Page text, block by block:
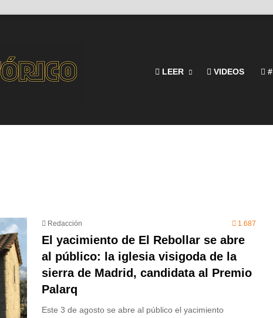
LEER VIDEOS
Redacción 1.687
El yacimiento de El Rebollar se abre
al público: la iglesia visigoda de la
sierra de Madrid, candidata al Premio
Palarq
Este 3 de agosto se abre al público el yacimiento